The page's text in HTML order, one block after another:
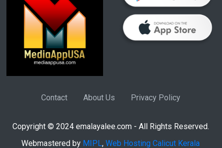
Contact About Us Privacy Policy
Copyright © 2024 emalayalee.com - All Rights Reserved.
Webmastered by MIPL, Web Hosting Calicut Kerala